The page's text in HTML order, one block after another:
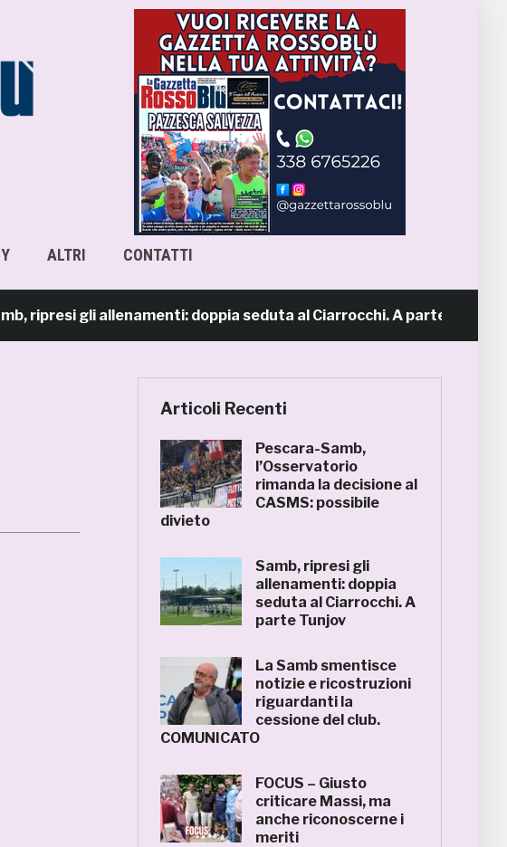
ALTRI CONTATTI
gli allenamenti: doppia seduta al Ciarrocchi. A parte Tunjov
Articoli Recenti
Pescara-Samb,
l’Osservatorio
rimanda la decisione al
CASMS: possibile
divieto
Samb, ripresi gli
allenamenti: doppia
seduta al Ciarrocchi. A
parte Tunjov
La Samb smentisce
notizie e ricostruzioni
riguardanti la
cessione del club.
COMUNICATO
FOCUS – Giusto
criticare Massi, ma
anche riconoscerne i
meriti